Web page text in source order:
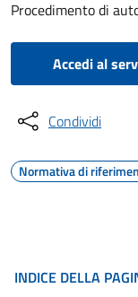
Procedimento di
Accedi al
Condividi
Normativa di
INDICE DELLA